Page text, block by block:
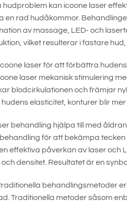
hudproblem kan icoone laser
en rad hudåkommor.
av massage, LED- och
vilket resulterar i fastare
laser för att förbättra
laser mekanisk stimulering
blodcirkulationen och främjar
elasticitet, konturer blir
behandling hjälpa till med
för att bekämpa tecken
effektiva påverkan av laser och
och densitet. Resultatet är en
behandlingsmetoder
Traditionella metoder såsom